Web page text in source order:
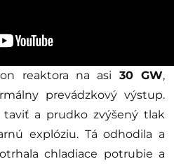
reaktora na asi 30 GW,
prevádzkový výstup.
taviť a prudko zvýšený tlak
explóziu. Tá odhodila a
chladiace potrubie a